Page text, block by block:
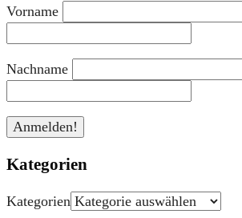
Vorname
Nachname
Kategorien
Kategorien